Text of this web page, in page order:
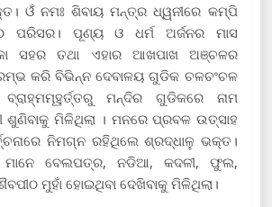
ଓଁ ନମଃ ଶିବାୟ ମନ୍ତ୍ର ଧ୍ୱନୀରେ କମ୍ପି
ପରିସର। ପୂଣ୍ୟ ଓ ଧର୍ମ ଅର୍ଜନର ମାସ
ସହର ତଥା ଏହାର ଆଖପାଖ ଅଞ୍ଚଳର
କରି ବିଭିନ୍ନ ଦେବାଳୟ ଗୁଡିକ ଚଳଚଂଚଳ
ମନ୍ଦିର ଗୁଡିକରେ ନାମ
ଶୁଣିବାକୁ ମିଳିଥିଲା । ମନରେ ପ୍ରବଳ ଉତ୍ସାହ
ନିମଗ୍ନ ରହିଥିଲେ ଶ୍ରଦ୍ଧାଳୁ ଭକ୍ତ।
ବେଲପତ୍ର, ନଡିଆ, କଦଳୀ, ଫୁଲ,
ମୁହାଁ ହୋଇଥିବା ଦେଖିବାକୁ ମିଳିଥିଲା।